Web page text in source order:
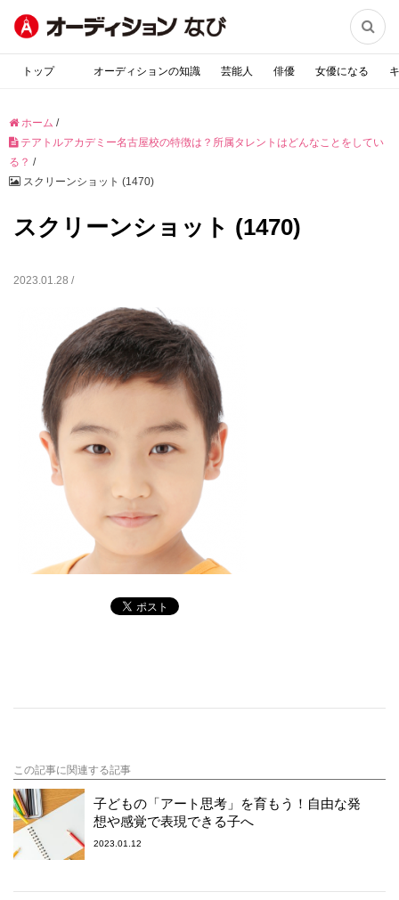

トップ オーディションの知識 芸能人 俳優 女優になる
ホーム /
テアトルアカデミー名古屋校の特徴は？所属タレントはどんなことをしてい
る？ /
スクリーンショット (1470)
スクリーンショット (1470)
2023.01.28 /
この記事に関連する記事
子どもの「アート思考」を育もう！自由な発
想や感覚で表現できる子へ
2023.01.12